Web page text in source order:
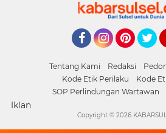
Tentang Kami Redaksi
Kode Etik Perilaku
Kode
SOP Perlindungan Wartawan
Iklan
Copyright © 2026